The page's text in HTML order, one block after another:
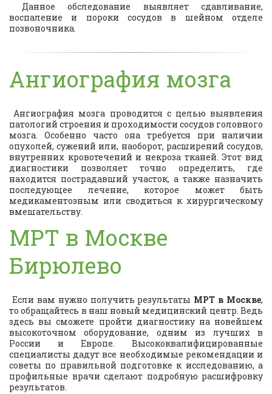
Данное обследование выявляет сдавливание,
воспаление и пороки сосудов в шейном отделе
позвоночника.
Ангиография мозга
Ангиография мозга проводится с целью выявления
патологий строения и проходимости сосудов головного
мозга. Особенно часто она требуется при наличии
опухолей, сужений или, наоборот, расширений сосудов,
внутренних кровотечений и некроза тканей. Этот вид
диагностики позволяет точно определить, где
находится пострадавший участок, а также назначить
последующее лечение, которое может быть
медикаментозным или сводиться к хирургическому
вмешательству.
МРТ в Москве
Бирюлево
Если вам нужно получить результаты МРТ в Москве,
то обращайтесь в наш новый медицинский центр. Ведь
здесь вы сможете пройти диагностику на новейшем
высокоточном оборудование, одним из лучших в
России и Европе. Высококвалифицированные
специалисты дадут все необходимые рекомендации и
советы по правильной подготовке к исследованию, а
профильные врачи сделают подробную расшифровку
результатов.